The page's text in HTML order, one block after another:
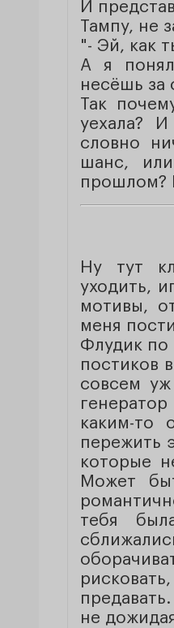
И
Тампу, не
"- Эй, как
А я
несёшь за
Так
уехала?
словно
шанс,
прошлом?
Ну тут
уходить,
мотивы,
меня
Флудик по
постиков
совсем
каким-то
пережить
которые
Может
тебя
не